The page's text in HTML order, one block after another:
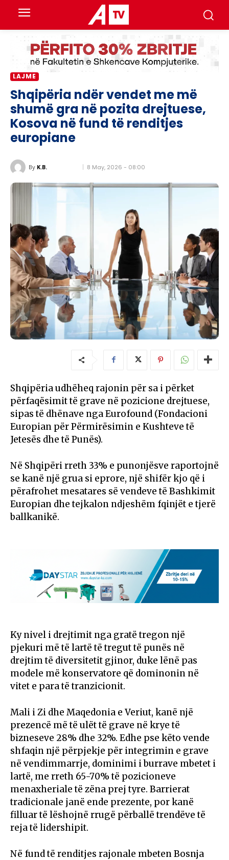
LAJME
Shqipëria ndër vendet me më
shumë gra në pozita drejtuese,
Kosova në fund të renditjes
europiane
By K.B. 8 May, 2026 - 08:00
Shqipëria udhëheq rajonin për sa i përket
përfaqësimit të grave në pozicione drejtuese,
sipas të dhënave nga Eurofound (Fondacioni
Europian për Përmirësimin e Kushteve të
Jetesës dhe të Punës).
Në Shqipëri rreth 33% e punonjësve raportojnë
se kanë një grua si eprore, një shifër kjo që i
përafrohet mesatares së vendeve të Bashkimit
Europian dhe tejkalon ndjeshëm fqinjët e tjerë
ballkanikë.
Ky nivel i drejtimit nga gratë tregon një
pjekuri më të lartë të tregut të punës në
drejtim të diversitetit gjinor, duke lënë pas
modele më konservatore që dominonin në
vitet e para të tranzicionit.
Mali i Zi dhe Maqedonia e Veriut, kanë një
prezencë më të ulët të grave në krye të
bizneseve 28% dhe 32%. Edhe pse këto vende
shfaqin një përpjekje për integrimin e grave
në vendimmarrje, dominimi i burrave mbetet i
lartë, me rreth 65-70% të pozicioneve
menaxheriale të zëna prej tyre. Barrierat
tradicionale janë ende prezente, por kanë
filluar të lëshojnë rrugë përballë trendëve të
reja të lidershipit.
Në fund të renditjes rajonale mbeten Bosnja